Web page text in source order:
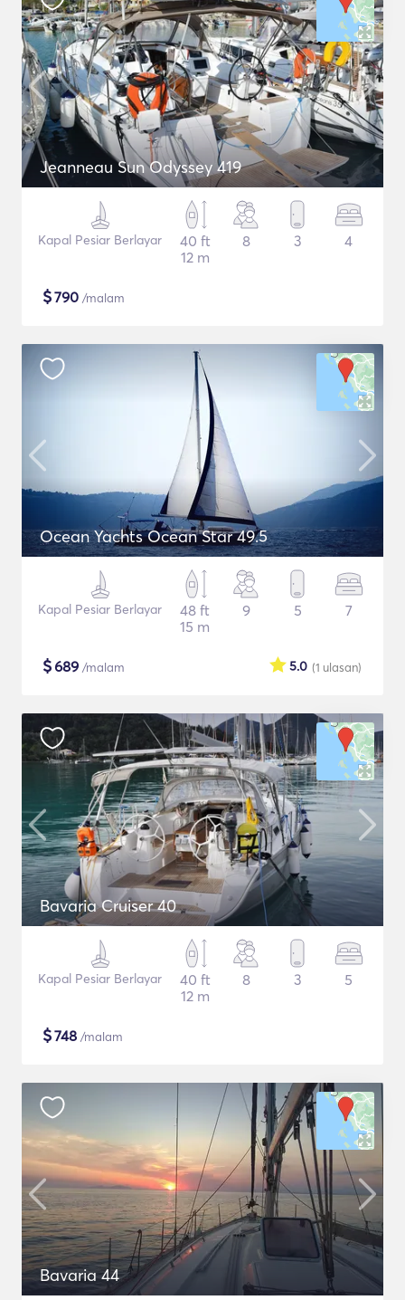
Jeanneau Sun Odyssey 419
Kapal Pesiar Berlayar
40 ft
12 m
8 3 4
$790 /malam
Ocean Yachts Ocean Star 49.5
Kapal Pesiar Berlayar
48 ft
15 m
9 5 7
$689 /malam (1 ulasan)
5.0
Bavaria Cruiser 40
Kapal Pesiar Berlayar
40 ft
12 m
8 3 5
$748 /malam
Bavaria 44